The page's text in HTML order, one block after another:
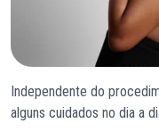
Independente do
alguns cuidados no dia a